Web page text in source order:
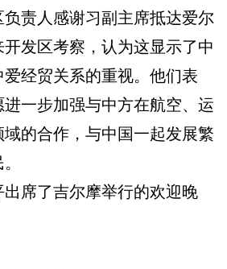
责人感谢习副主席抵达爱尔
发区考察，认为这显示了中
经贸关系的重视。他们表
一步加强与中方在航空、运
的合作，与中国一起发展繁
席了吉尔摩举行的欢迎晚